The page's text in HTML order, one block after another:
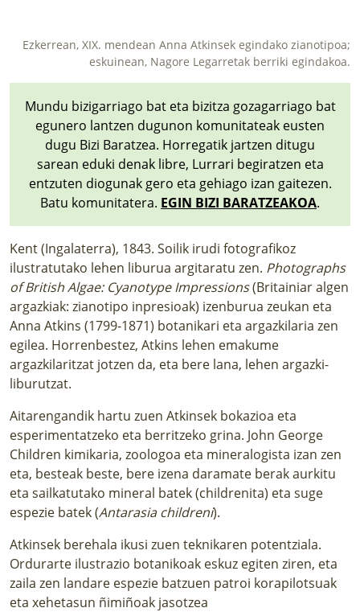
AZOKA
Ezkerrean, XIX. mendean Anna Atkinsek egindako zianotipoa;
eskuinean, Nagore Legarretak berriki egindakoa.
Mundu bizigarriago bat eta bizitza gozagarriago bat
egunero lantzen dugunon komunitateak eusten
dugu Bizi Baratzea. Horregatik jartzen ditugu
sarean eduki denak libre, Lurrari begiratzen eta
entzuten diogunak gero eta gehiago izan gaitezen.
Batu komunitatera. EGIN BIZI BARATZEAKOA.
Kent (Ingalaterra), 1843. Soilik irudi fotografikoz
ilustratutako lehen liburua argitaratu zen. Photographs
of British Algae: Cyanotype Impressions(Britainiar algen
argazkiak: zianotipo inpresioak) izenburua zeukan eta
Anna Atkins (1799-1871) botanikari eta argazkilaria zen
egilea. Horrenbestez, Atkins lehen emakume
argazkilaritzat jotzen da, eta bere lana, lehen argazki-
liburutzat.
Aitarengandik hartu zuen Atkinsek bokazioa eta
esperimentatzeko eta berritzeko grina. John George
Children kimikaria, zoologoa eta mineralogista izan zen
eta, besteak beste, bere izena daramate berak aurkitu
eta sailkatutako mineral batek (childrenita) eta suge
espezie batek (Antarasia childreni).
Atkinsek berehala ikusi zuen teknikaren potentziala.
Ordurarte ilustrazio botanikoak eskuz egiten ziren, eta
zaila zen landare espezie batzuen patroi korapilotsuak
eta xehetasun ñimiñoak jasotzea